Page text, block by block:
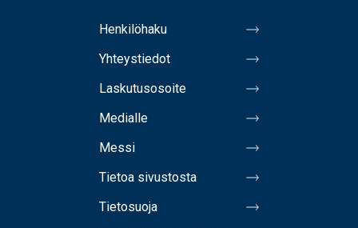
Henkilöhaku
Yhteystiedot
Laskutusosoite
Medialle
Messi
Tietoa sivustosta
Tietosuoja